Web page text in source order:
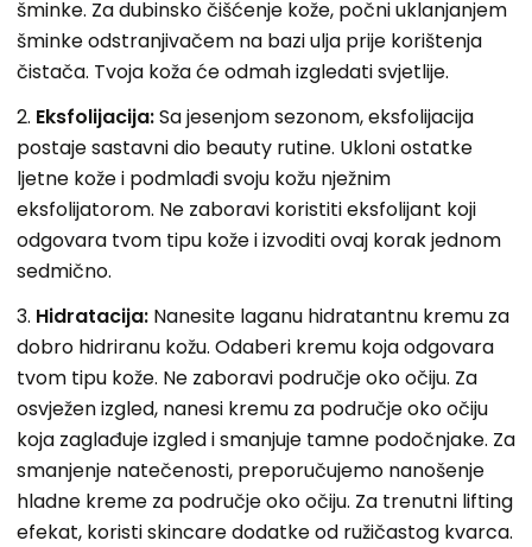
šminke. Za dubinsko čišćenje kože, počni uklanjanjem
šminke odstranjivačem na bazi ulja prije korištenja
čistača. Tvoja koža će odmah izgledati svjetlije.
2. Eksfolijacija:Sa jesenjom sezonom, eksfolijacija
postaje sastavni dio beauty rutine. Ukloni ostatke
ljetne kože i podmlađi svoju kožu nježnim
eksfolijatorom. Ne zaboravi koristiti eksfolijant koji
odgovara tvom tipu kože i izvoditi ovaj korak jednom
sedmično.
3. Hidratacija: Nanesite laganu hidratantnu kremu za
dobro hidriranu kožu. Odaberi kremu koja odgovara
tvom tipu kože. Ne zaboravi područje oko očiju. Za
osvježen izgled, nanesi kremu za područje oko očiju
koja zaglađuje izgled i smanjuje tamne podočnjake. Za
smanjenje natečenosti, preporučujemo nanošenje
hladne kreme za područje oko očiju. Za trenutni lifting
efekat, koristi skincare dodatke od ružičastog kvarca.